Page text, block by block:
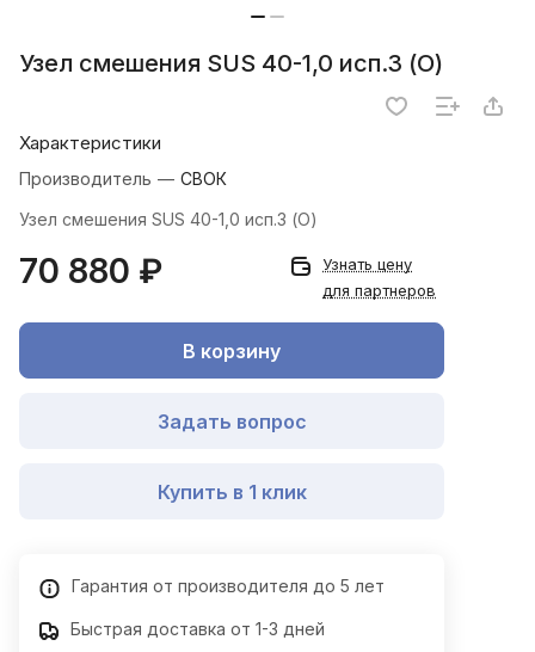
Узел смешения SUS 40-1,0 исп.3 (О)
Характеристики
Производитель — СВОК
Узел смешения SUS 40-1,0 исп.3 (О)
70 880 ₽
Узнать цену
для партнеров
В корзину
Задать вопрос
Купить в 1 клик
Гарантия от производителя до 5 лет
Быстрая доставка от 1-3 дней